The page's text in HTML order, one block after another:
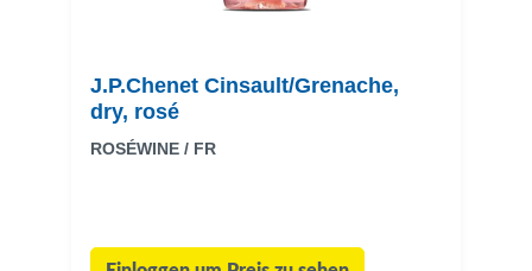
J.P.Chenet Cinsault/Grenache,
dry, rosé
ROSÉWINE / FR